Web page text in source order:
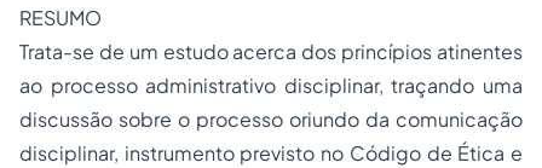
RESUMO
Trata-se de um estudo acerca dos princípios atinentes
ao processo administrativo disciplinar, traçando uma
discussão sobre o processo oriundo da comunicação
disciplinar, instrumento previsto no Código de Ética e